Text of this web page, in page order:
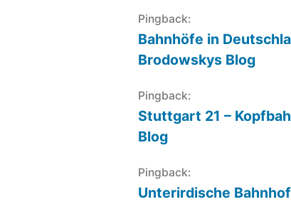
Pingback:
Bahnhöfe in
Brodowskys Blog
Pingback:
Stuttgart 21 –
Blog
Pingback:
Unterirdische